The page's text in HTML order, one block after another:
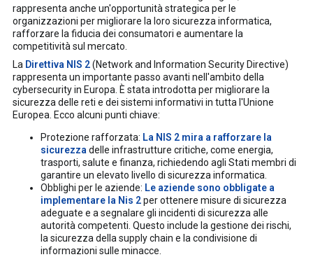
rappresenta anche un'opportunità strategica per le
organizzazioni per migliorare la loro sicurezza informatica,
rafforzare la fiducia dei consumatori e aumentare la
competitività sul mercato.
La Direttiva NIS 2(Network and Information Security Directive)
rappresenta un importante passo avanti nell'ambito della
cybersecurity in Europa. È stata introdotta per migliorare la
sicurezza delle reti e dei sistemi informativi in tutta l'Unione
Europea. Ecco alcuni punti chiave:
Protezione rafforzata: La NIS 2 mira a rafforzare la
sicurezza delle infrastrutture critiche, come energia,
trasporti, salute e finanza, richiedendo agli Stati membri di
garantire un elevato livello di sicurezza informatica.
Obblighi per le aziende: Le aziende sono obbligate a
implementare la Nis 2per ottenere misure di sicurezza
adeguate e a segnalare gli incidenti di sicurezza alle
autorità competenti. Questo include la gestione dei rischi,
la sicurezza della supply chain e la condivisione di
informazioni sulle minacce.